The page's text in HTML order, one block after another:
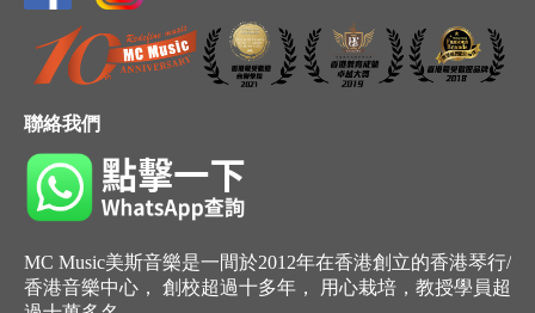
聯絡我們
MC Music美斯音樂是一間於2012年在香港創立的香港琴行/
香港音樂中心， 創校超過十多年， 用心栽培，教授學員超